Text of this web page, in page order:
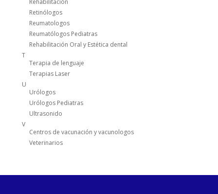
Rehabilitación
Retinólogos
Reumatologos
Reumatólogos Pediatras
Rehabilitación Oral y Estética dental
T
Terapia de lenguaje
Terapias Laser
U
Urólogos
Urólogos Pediatras
Ultrasonido
V
Centros de vacunación y vacunologos
Veterinarios